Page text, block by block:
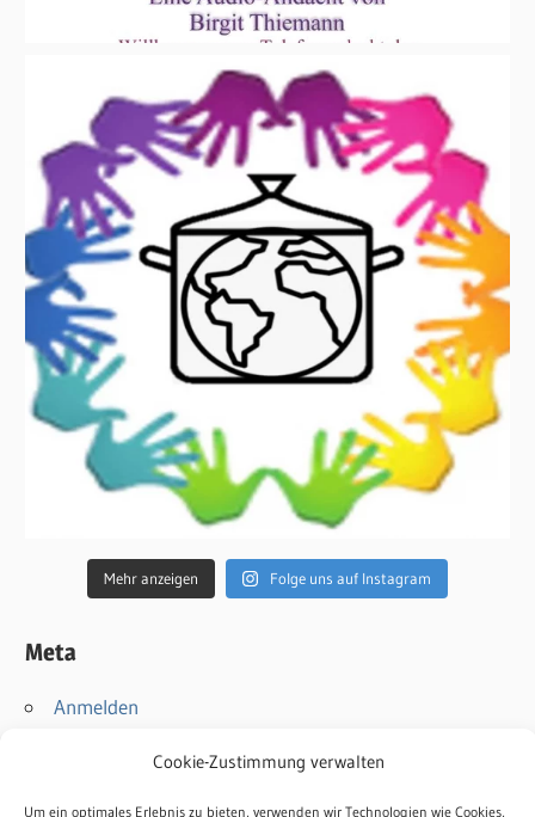
Cookie-Zustimmung verwalten
Um ein optimales Erlebnis zu bieten, verwenden wir Technologien wie Cookies,
Mehr anzeigen Folge uns auf Instagram
Meta
Anmelden
Kommentar-Feed
WordPress.org